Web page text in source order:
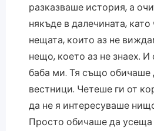
разказваше история, а
някъде в далечината,
нещата, които аз не
нещо, което аз не знаех.
баба ми. Тя също обичаше
вестници. Четеше ги от
да не я интересуваше
Просто обичаше да усеща